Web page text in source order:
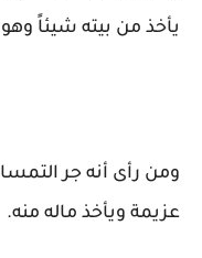
يأخذ من بيته شيئاً وهو
ومن رأى أنه جر
عزيمة ويأخذ ماله منه.